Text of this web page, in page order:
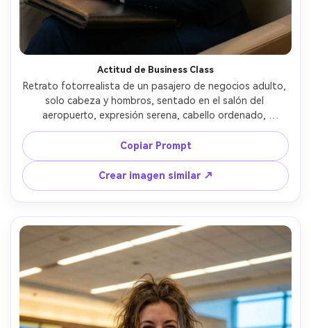
Actitud de Business Class
Retrato fotorrealista de un pasajero de negocios adulto,
solo cabeza y hombros, sentado en el salón del
aeropuerto, expresión serena, cabello ordenado,
maquillaje mínimo, blazer azul marino con camisa blanca
impecable, reloj y portafolio de cuero, sillones y lámparas
desenfocados al fondo, luz cálida de tungsteno con
relleno suave, Canon R5, 50mm f/1.2, composición
centrada, ángulo a la altura de los ojos, ambiente
premium editorial, textura fotorrealista de piel, sombras
naturales, alta resolución, enfoque nítido, tono de color
fílmico sutil --ar 4:5
Copiar Prompt
Crear imagen similar ↗